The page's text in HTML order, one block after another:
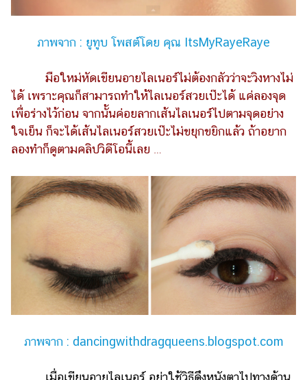
ภาพจาก : ยูทูบ โพสต์โดย คุณ ItsMyRayeRaye
มือใหม่หัดเขียนอายไลเนอร์ไม่ต้องกลัวว่าจะวิงหางไม่
ได้ เพราะคุณก็สามารถทำให้ไลเนอร์สวยเป๊ะได้ แค่ลองจุด
เพื่อร่างไว้ก่อน จากนั้นค่อยลากเส้นไลเนอร์ไปตามจุดอย่าง
ใจเย็น ก็จะได้เส้นไลเนอร์สวยเป๊ะไม่ขยุกขยิกแล้ว ถ้าอยาก
ลองทำก็ดูตามคลิปวิดีโอนี้เลย …
ภาพจาก : dancingwithdragqueens.blogspot.com
เมื่อเขียนอายไลเนอร์ อย่าใช้วิธีดึงหนังตาไปทางด้าน